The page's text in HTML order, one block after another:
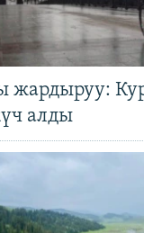
жардыруу:
алды